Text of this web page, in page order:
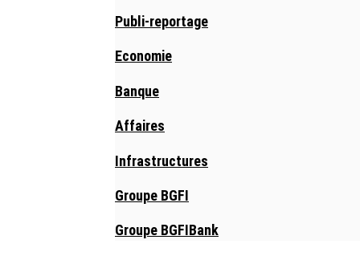
Publi-reportage
Economie
Banque
Affaires
Infrastructures
Groupe BGFI
Groupe BGFIBank